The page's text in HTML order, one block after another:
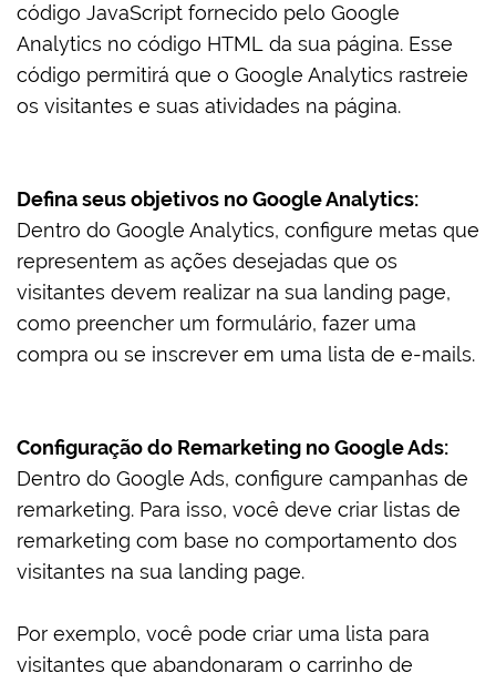
código JavaScript fornecido pelo Google
Analytics no código HTML da sua página. Esse
código permitirá que o Google Analytics rastreie
os visitantes e suas atividades na página.
Defina seus objetivos no Google Analytics:
Dentro do Google Analytics, configure metas que
representem as ações desejadas que os
visitantes devem realizar na sua landing page,
como preencher um formulário, fazer uma
compra ou se inscrever em uma lista de e-mails.
Configuração do Remarketing no Google Ads:
Dentro do Google Ads, configure campanhas de
remarketing. Para isso, você deve criar listas de
remarketing com base no comportamento dos
visitantes na sua landing page.
Por exemplo, você pode criar uma lista para
visitantes que abandonaram o carrinho de